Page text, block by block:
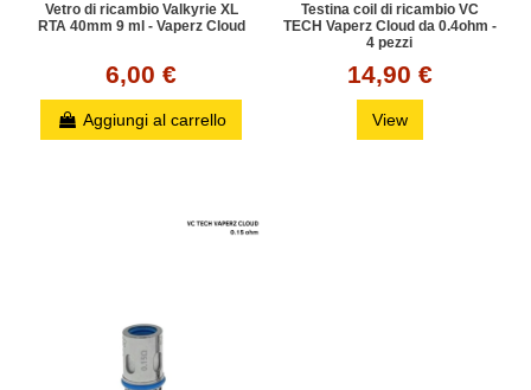
Vetro di ricambio Valkyrie XL
RTA 40mm 9 ml - Vaperz Cloud
6,00 €
Aggiungi al carrello
Testina coil di ricambio VC
TECH Vaperz Cloud da 0.4ohm -
4 pezzi
14,90 €
View